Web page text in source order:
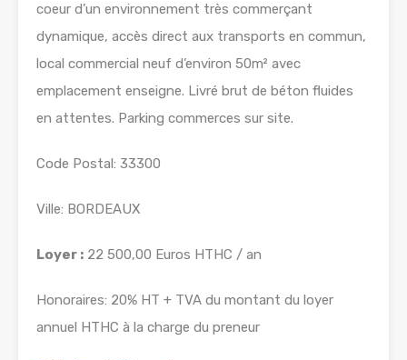
coeur d’un environnement très commerçant
dynamique, accès direct aux transports en commun,
local commercial neuf d’environ 50m² avec
emplacement enseigne. Livré brut de béton fluides
en attentes. Parking commerces sur site.
Code Postal: 33300
Ville: BORDEAUX
Loyer : 22 500,00 Euros HTHC / an
Honoraires: 20% HT + TVA du montant du loyer
annuel HTHC à la charge du preneur